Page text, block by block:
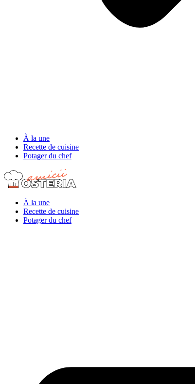
À la une
Recette de cuisine
Potager du chef
À la une
Recette de cuisine
Potager du chef